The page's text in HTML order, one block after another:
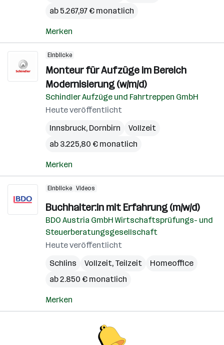
ab 5.267,97 € monatlich
Merken
Einblicke
Monteur für Aufzüge im Bereich
Modernisierung (w/m/d)
Schindler Aufzüge und Fahrtreppen GmbH
Heute veröffentlicht
Innsbruck, Dornbirn
Vollzeit
ab 3.225,80 € monatlich
Merken
Einblicke Videos
Buchhalter:in mit Erfahrung (m/w/d)
BDO Austria GmbH Wirtschaftsprüfungs- und
Steuerberatungsgesellschaft
Heute veröffentlicht
Schlins
Vollzeit, Teilzeit
Homeoffice
ab 2.850 € monatlich
Merken